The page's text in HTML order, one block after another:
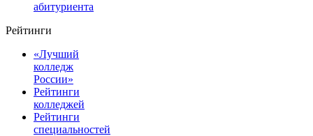
абитуриента
Рейтинги
«Лучший
колледж
России»
Рейтинги
колледжей
Рейтинги
специальностей